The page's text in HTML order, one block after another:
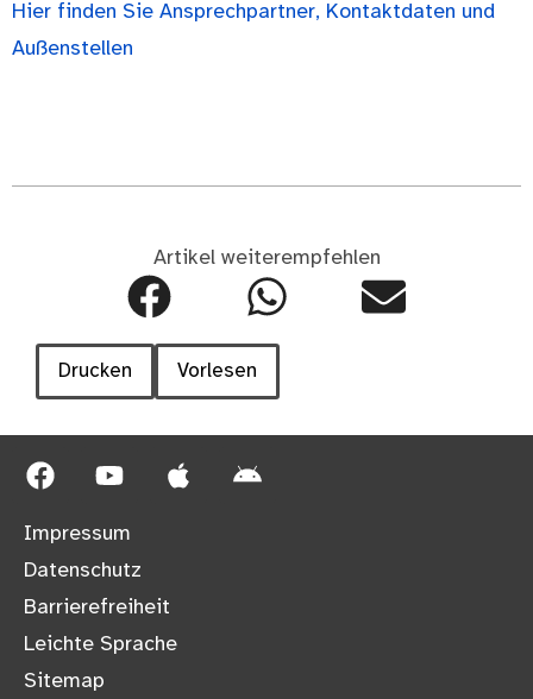
Hier finden Sie Ansprechpartner, Kontaktdaten und
Außenstellen
Artikel weiterempfehlen
Drucken Vorlesen
Impressum
Datenschutz
Barrierefreiheit
Leichte Sprache
Sitemap